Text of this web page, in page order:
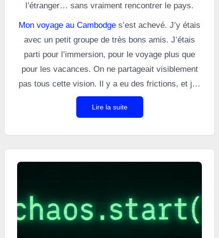
l’étranger… sans vraiment rencontrer le pays.
Mon voyage au Cambodge s’est achevé. J’y étais
avec un petit groupe de très bons amis. J’étais
parti pour l’immersion, pour le voyage plus que
pour les vacances. On ne partageait visiblement
pas tous cette vision. Il y a eu des frictions, et j’ai
fini par lister tout ce que j’observais autour de
moi. Je vous ai donc concocté un guide de survie
Lire la suite